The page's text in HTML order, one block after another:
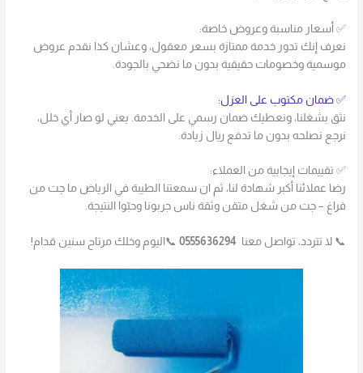
✅ أسعار مناسبة وعروض خاصة:
نعرف إنك تدور خدمة ممتازة بسعر معقول، وعشان كذا نقدم عروض
موسمية وخصومات حقيقية بدون ما نضحي بالجودة.
✅ ضمان مكتوب على العزل:
نثق بشغلنا، ونعطيك ضمان رسمي على الخدمة. يعني لو صار أي خلل،
نرجع نصلحه بدون ما تدفع ريال زيادة.
✅ تقييمات إيجابية من العملاء:
رضا عملائنا أكبر شهادة لنا، ثم ان سمعتنا الطيبة في الرياض ما جت من
فراغ – جت من شغل متقن وثقة ناس جربونا وحبّوا النتيجة.
📞 لا تتردد، تواصل معنا0555636294 📞اليوم وخلك مرتاح سنين قدام!